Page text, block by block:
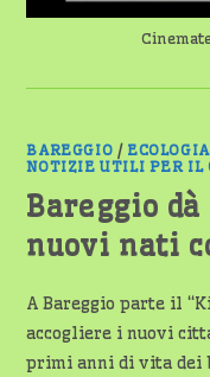
BAREGGIO /
NOTIZIE UTILI PER IL
Bareggio
nuovi nati
A Bareggio parte il
accogliere i nuovi
primi anni di vita dei